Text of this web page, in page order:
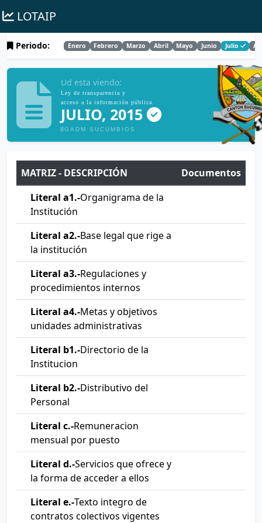
LOTAIP
Periodo: Enero Febrero Marzo Abril Mayo Junio Julio
Ud esta viendo:
Ley de transparencia y
acceso a la información pública.
JULIO, 2015
GADM SUCUMBIOS
MATRIZ - DESCRIPCIÓN
Documentos
Literal a1.-Organigrama de la
Institución
Literal a2.-Base legal que rige a
la institución
Literal a3.-Regulaciones y
procedimientos internos
Literal a4.-Metas y objetivos
unidades administrativas
Literal b1.-Directorio de la
Institucion
Literal b2.-Distributivo del
Personal
Literal c.-Remuneracion
mensual por puesto
Literal d.-Servicios que ofrece y
la forma de acceder a ellos
Literal e.-Texto integro de
contratos colectivos vigentes